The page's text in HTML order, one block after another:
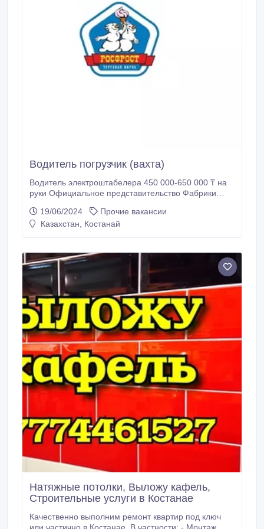
колёсный (ковш 0, 6 - 1.
Водитель погрузчик (вахта)
Водитель электроштабелера 450 000-650 000 ₸ на
руки Официальное представительство Фабрики
Россия, Челябинская область, село Миасское,
Красноармейский район, ул.Лесная, 1 Требуемый
штабелировать ТМЦ на отведенных участках
стеллажей.
19/06/2024
Прочие вакансии
Казахстан, Костанай
Натяжные потолки, Выложу кафель,
Строительные услуги в Костанае
Качественно выполним ремонт квартир под ключ